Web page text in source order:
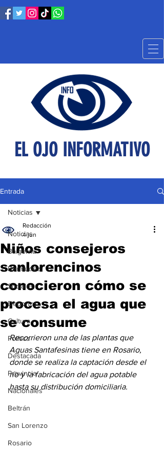
EL OJO INFORMATIVO
Entrada
Noticias
Baigorria
Bermúdez
Sociales
Deportes
Cultura
Política
Destacada
Provincia
Nacionales
Beltrán
San Lorenzo
Rosario
Noticias
Niños consejeros
sanlorencinos
conocieron cómo se
procesa el agua que
se consume
Redacción
4 jun
Recorrieron una de las plantas que
Aguas Santafesinas tiene en Rosario,
donde se realiza la captación desde el
río y la fabricación del agua potable
hasta su distribución domiciliaria.